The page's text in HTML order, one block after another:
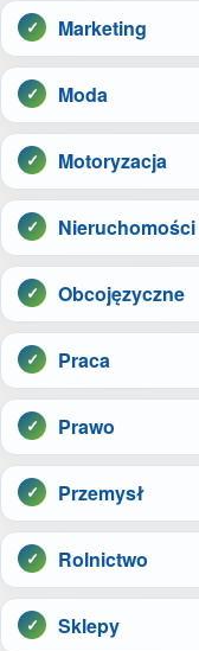
Marketing
Moda
Motoryzacja
Nieruchomości
Obcojęzyczne
Praca
Prawo
Przemysł
Rolnictwo
Sklepy